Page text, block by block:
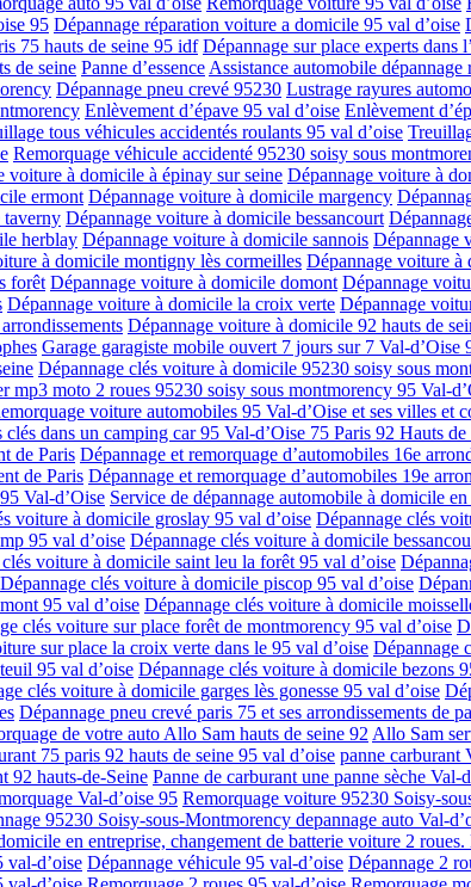
95 Dépannage réparation voiture a domicile 95 val d’oise
75 hauts de seine 95 idf Dépannage sur place experts dans
de seine Panne d’essence Assistance automobile dépannage
Dépannage pneu crevé 95230 Lustrage rayures
Enlèvement d’épave 95 val d’oise Enlèvement
tous véhicules accidentés roulants 95 val d’oise
Remorquage véhicule accidenté 95230 soisy sous
voiture à domicile à épinay sur seine Dépannage voiture à
ermont Dépannage voiture à domicile margency
taverny Dépannage voiture à domicile bessancourt
herblay Dépannage voiture à domicile sannois Dépannage
à domicile montigny lès cormeilles Dépannage voiture
forêt Dépannage voiture à domicile domont Dépannage
Dépannage voiture à domicile la croix verte Dépannage
Dépannage voiture à domicile 92 hauts de
Garage garagiste mobile ouvert 7 jours sur 7 Val-d’Oise
Dépannage clés voiture à domicile 95230 soisy sous
mp3 moto 2 roues 95230 soisy sous montmorency 95 Val-
voiture automobiles 95 Val-d’Oise et ses villes et
clés dans un camping car 95 Val-d’Oise 75 Paris 92 Hauts de
de Paris Dépannage et remorquage d’automobiles 16e
de Paris Dépannage et remorquage d’automobiles 19e
Val-d’Oise Service de dépannage automobile à domicile
voiture à domicile groslay 95 val d’oise Dépannage clés
95 val d’oise Dépannage clés voiture à domicile
voiture à domicile saint leu la forêt 95 val d’oise
Dépannage clés voiture à domicile piscop 95 val d’oise
95 val d’oise Dépannage clés voiture à domicile
clés voiture sur place forêt de montmorency 95 val d’oise
sur place la croix verte dans le 95 val d’oise Dépannage
95 val d’oise Dépannage clés voiture à domicile bezons
clés voiture à domicile garges lès gonesse 95 val d’oise
Dépannage pneu crevé paris 75 et ses arrondissements de
de votre auto Allo Sam hauts de seine 92 Allo Sam
75 paris 92 hauts de seine 95 val d’oise panne carburant
92 hauts-de-Seine Panne de carburant une panne sèche
Val-d’oise 95 Remorquage voiture 95230 Soisy-
95230 Soisy-sous-Montmorency depannage auto Val-
en entreprise, changement de batterie voiture 2
val-d’oise Dépannage véhicule 95 val-d’oise Dépannage 2